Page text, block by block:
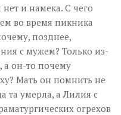
и намека. С чего
во время пикника
позднее,
с мужем? Только из-
а он-то почему
Мать он помнить не
та умерла, а Лилия с
огрехов